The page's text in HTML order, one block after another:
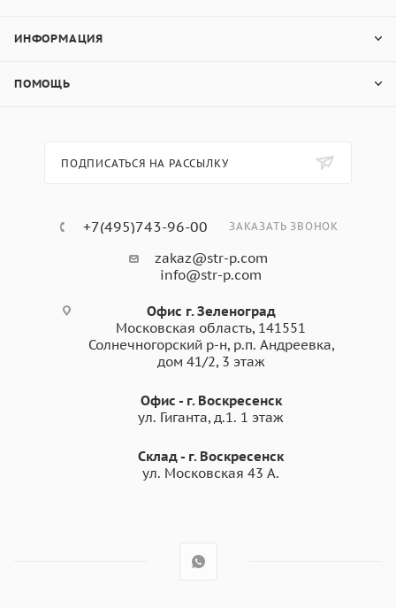
ИНФОРМАЦИЯ
ПОМОЩЬ
ПОДПИСАТЬСЯ НА РАССЫЛКУ
+7(495)743-96-00 ЗАКАЗАТЬ ЗВОНОК
zakaz@str-p.com
info@str-p.com
Офис г. Зеленоград
Московская область, 141551
Солнечногорский р-н, р.п. Андреевка,
дом 41/2, 3 этаж
Офис - г. Воскресенск
ул. Гиганта, д.1. 1 этаж
Склад - г. Воскресенск
ул. Московская 43 А.